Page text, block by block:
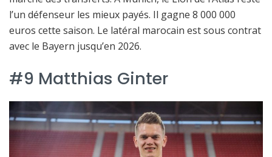
l’un défenseur les mieux payés. Il gagne 8 000 000
euros cette saison. Le latéral marocain est sous contrat
avec le Bayern jusqu’en 2026.
#9 Matthias Ginter